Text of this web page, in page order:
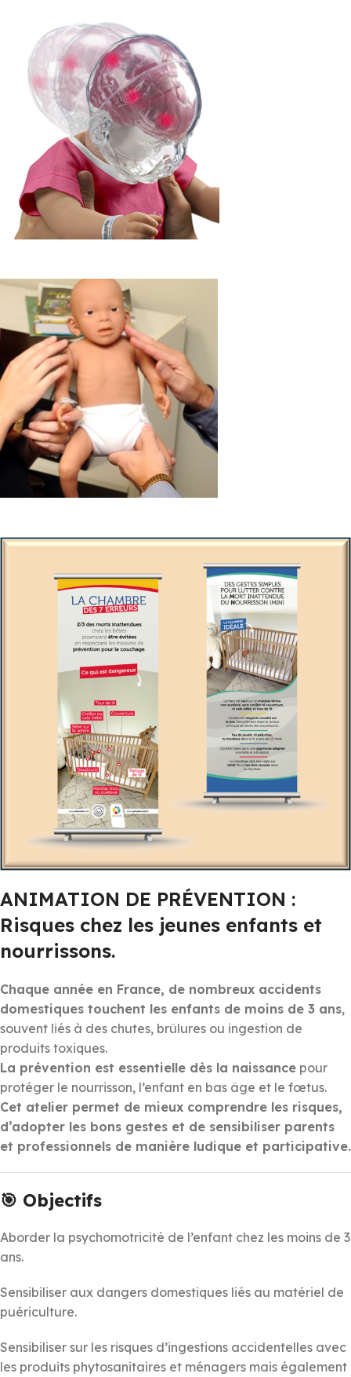
ANIMATION DE PRÉVENTION :
Risques chez les jeunes enfants et
nourrissons.
Chaque année en France, de nombreux accidents
domestiques touchent les enfants de moins de 3 ans,
souvent liés à des chutes, brûlures ou ingestion de
produits toxiques.
La prévention est essentielle dès la naissance pour
protéger le nourrisson, l’enfant en bas âge et le fœtus.
Cet atelier permet de mieux comprendre les risques,
d’adopter les bons gestes et de sensibiliser parents
et professionnels de manière ludique et participative.
🎯 Objectifs
Aborder la psychomotricité de l’enfant chez les moins de 3
ans.
Sensibiliser aux dangers domestiques liés au matériel de
puériculture.
Sensibiliser sur les risques d’ingestions accidentelles avec
les produits phytosanitaires et ménagers mais également